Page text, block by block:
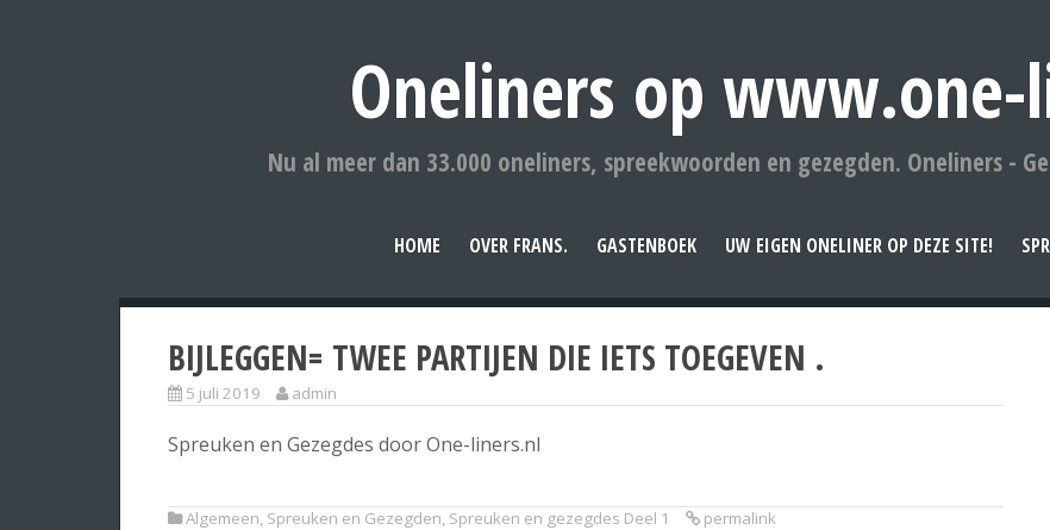
Oneliners op www.one-
Nu al meer dan 33.000 oneliners, spreekwoorden en gezegden. Oneliners -
HOME OVER FRANS. GASTENBOEK UW EIGEN ONELINER OP DEZE SITE!
BIJLEGGEN= TWEE PARTIJEN DIE IETS TOEGEVEN .
5 juli 2019 admin
Spreuken en Gezegdes door One-liners.nl
Algemeen, Spreuken en Gezegden, Spreuken en gezegdes Deel 1 permalink